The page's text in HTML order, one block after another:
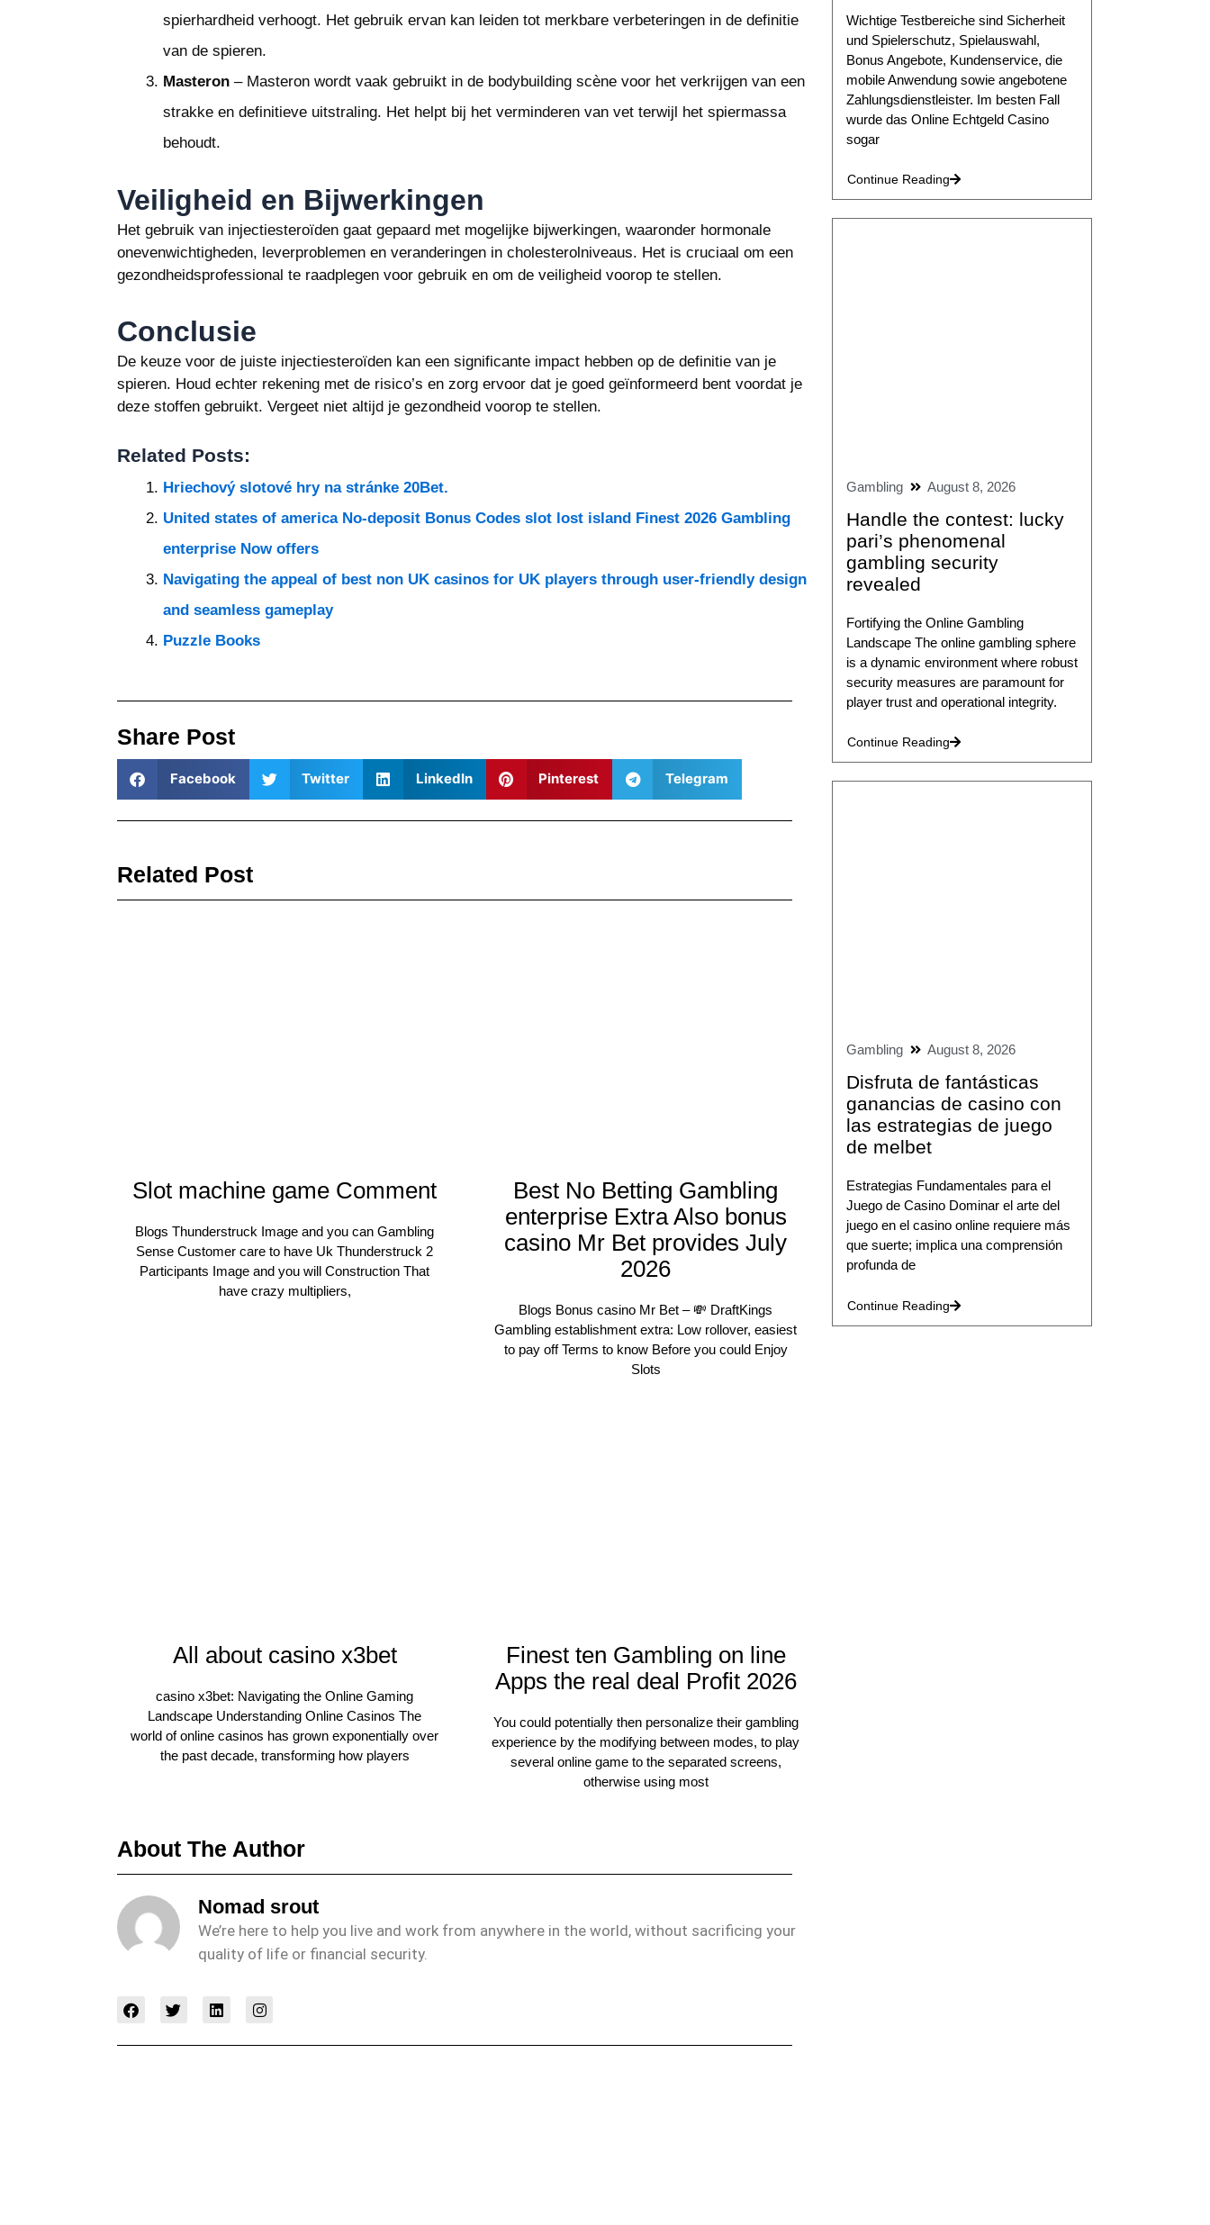
spierhardheid verhoogt. Het gebruik ervan kan leiden tot merkbare verbeteringen in de definitie
van de spieren.
Masteron – Masteron wordt vaak gebruikt in de bodybuilding scène voor het verkrijgen van een
strakke en definitieve uitstraling. Het helpt bij het verminderen van vet terwijl het spiermassa
behoudt.
Veiligheid en Bijwerkingen
Het gebruik van injectiesteroïden gaat gepaard met mogelijke bijwerkingen, waaronder hormonale
onevenwichtigheden, leverproblemen en veranderingen in cholesterolniveaus. Het is cruciaal om een
gezondheidsprofessional te raadplegen voor gebruik en om de veiligheid voorop te stellen.
Conclusie
De keuze voor de juiste injectiesteroïden kan een significante impact hebben op de definitie van je
spieren. Houd echter rekening met de risico’s en zorg ervoor dat je goed geïnformeerd bent voordat je
deze stoffen gebruikt. Vergeet niet altijd je gezondheid voorop te stellen.
Related Posts:
Hriechový slotové hry na stránke 20Bet.
United states of america No-deposit Bonus Codes slot lost island Finest 2026 Gambling
enterprise Now offers
Navigating the appeal of best non UK casinos for UK players through user-friendly design
and seamless gameplay
Puzzle Books
Share Post
Facebook Twitter LinkedIn Pinterest Telegram
Related Post
Slot machine game Comment
Blogs Thunderstruck Image and you can Gambling
Sense Customer care to have Uk Thunderstruck 2
Participants Image and you will Construction That
have crazy multipliers,
Best No Betting Gambling
enterprise Extra Also bonus
casino Mr Bet provides July
2026
Blogs Bonus casino Mr Bet – 💸 DraftKings
Gambling establishment extra: Low rollover, easiest
to pay off Terms to know Before you could Enjoy
Slots
All about casino x3bet
casino x3bet: Navigating the Online Gaming
Landscape Understanding Online Casinos The
world of online casinos has grown exponentially over
the past decade, transforming how players
Finest ten Gambling on line
Apps the real deal Profit 2026
You could potentially then personalize their gambling
experience by the modifying between modes, to play
several online game to the separated screens,
otherwise using most
About The Author
Nomad srout
We’re here to help you live and work from anywhere in the world, without sacrificing your
quality of life or financial security.
F
a
e
T
w
t
L
i
k
I
n
t
Wichtige Testbereiche sind Sicherheit
und Spielerschutz, Spielauswahl,
Bonus Angebote, Kundenservice, die
mobile Anwendung sowie angebotene
Zahlungsdienstleister. Im besten Fall
wurde das Online Echtgeld Casino
sogar
Continue Reading
Gambling August 8, 2026
Handle the contest: lucky
pari’s phenomenal
gambling security
revealed
Fortifying the Online Gambling
Landscape The online gambling sphere
is a dynamic environment where robust
security measures are paramount for
player trust and operational integrity.
Continue Reading
Gambling August 8, 2026
Disfruta de fantásticas
ganancias de casino con
las estrategias de juego
de melbet
Estrategias Fundamentales para el
Juego de Casino Dominar el arte del
juego en el casino online requiere más
que suerte; implica una comprensión
profunda de
Continue Reading